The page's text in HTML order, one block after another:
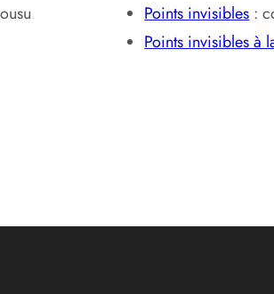
Points invisibles :
Points invisibles à